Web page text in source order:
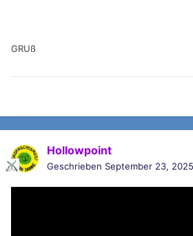
GRUß
Hollowpoint
Geschrieben September 23,